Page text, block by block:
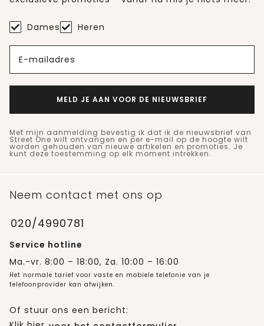
Dames Heren
E-mailadres
MELD JE AAN VOOR DE NIEUWSBRIEF
Met mijn aanmelding bevestig ik dat ik de nieuwsbrief van
Street One wilt ontvangen en per e-mail op de hoogte wilt
worden gehouden van nieuwe artikelen en promoties. Je
kunt deze toestemming op elk moment intrekken.
Neem contact met ons op
020/4990781
Service hotline
Ma.-vr. 8:00 – 18:00, Za. 10:00 – 16:00
Het normale tarief voor vaste en mobiele telefonie van je
telefoonprovider kan afwijken.
Of stuur ons een bericht: